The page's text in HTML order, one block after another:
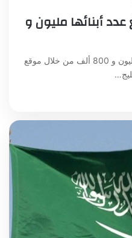
أبنائها مليون و
افخاذ قبائل قحطان البالغ عدد أبنائها مليون و 800 ألف من خلال موقع